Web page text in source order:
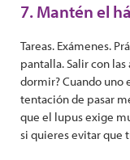
7. Mantén el
Tareas. Exámenes.
pantalla. Salir con
dormir? Cuando uno
tentación de pasar
que el lupus exige
si quieres evitar que